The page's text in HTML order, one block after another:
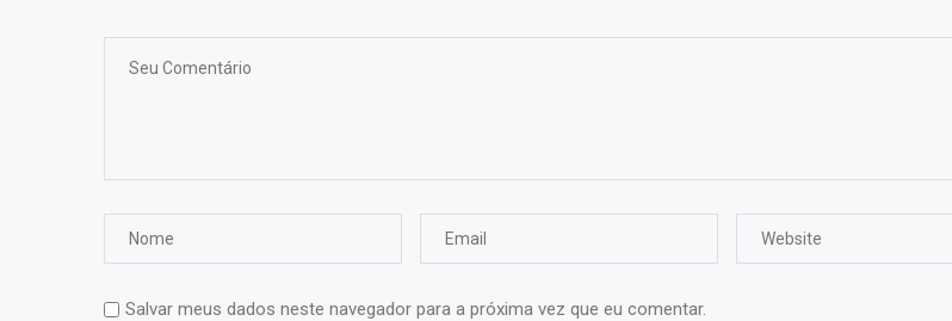
Salvar meus dados neste navegador para a próxima vez que eu comentar.